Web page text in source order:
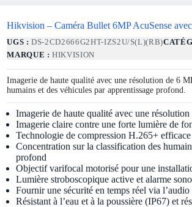
Hikvision – Caméra Bullet 6MP AcuSense
UGS :DS-2CD2666G2HT-IZS2U/S(L)(RB)
MARQUE :HIKVISION
Imagerie de haute qualité avec une résolution de 6
humains et des véhicules par apprentissage profond.
Imagerie de haute qualité avec une
Imagerie claire contre une forte lumière de
Technologie de compression H.265+ efficace
Concentration sur la classification des
profond
Objectif varifocal motorisé pour une
Lumière stroboscopique active et alarme
Fournir une sécurité en temps réel via
Résistant à l’eau et à la poussière (IP67) et